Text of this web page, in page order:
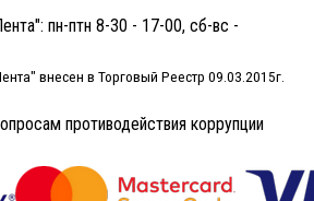
пн-птн 8-30 - 17-00, сб-вс -
внесен в Торговый Реестр 09.03.2015г.
противодействия коррупции